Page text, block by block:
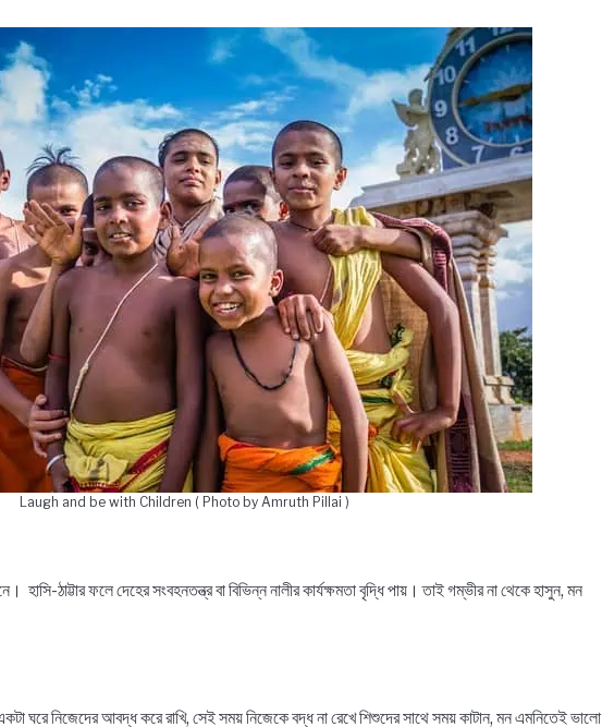
Laugh and be with Children ( Photo by Amruth Pillai )
ঠাট্টার ফলে দেহের সংবহনতন্ত্র বা বিভিন্ন নালীর কার্যক্ষমতা বৃদ্ধি পায়। তাই গম্ভীর না থেকে হাসুন, মন
ঘরে নিজেদের আবদ্ধ করে রাখি, সেই সময় নিজেকে বদ্ধ না রেখে শিশুদের সাথে সময় কাটান, মন এমনিতেই ভালো